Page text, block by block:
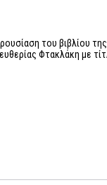
του βιβλίου της
Φτακλάκη με